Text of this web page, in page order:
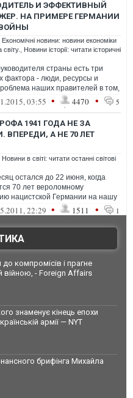
И ЭФФЕКТИВНЫЙ
НА ПРИМЕРЕ ГЕРМАНИИ
Економічні новини: новини економіки
світу.
Новини історії: читати історичні
страны есть три
фактора - люди, ресурсы и
наших правителей в том,
понимают: в этой триаде сам...
03:55 • 4470 • 5
1941 ГОДА НЕ ЗА
ВПЕРЕДИ, А НЕ 70 ЛЕТ
Новини в світі: читати останні світові
остался до 22 июня, когда
70 лет вероломному
нацистской Германии на нашу
война по этому поводу уже
22:29 • 1511 • 1
компромісів і прагне
війною, - Foreign Affairs
знаменує кінець епохи
армії — NYT
брифінга Михайла